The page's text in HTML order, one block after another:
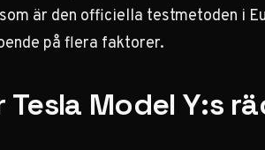
är den officiella testmetoden i
på flera faktorer.
Model Y:s